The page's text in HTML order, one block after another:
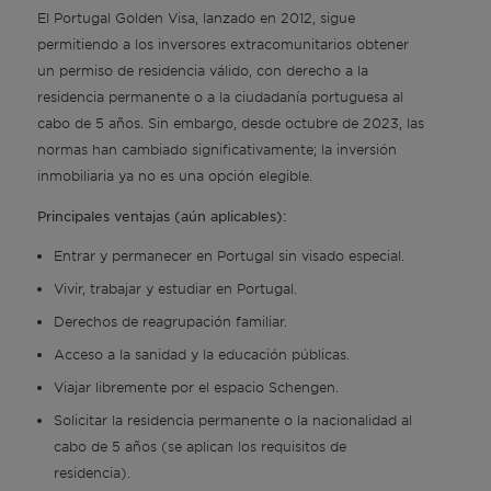
de Portugal.
Período de beneficio de 10 años
Las ventajas fiscales se aplican durante un
período consecutivo de 10 años a partir del
año de registro como residente fiscal
portugués.
El Portugal Golden Visa, lanzado en 2012, sigue
permitiendo a los inversores extracomunitarios obtener
un permiso de residencia válido, con derecho a la
residencia permanente o a la ciudadanía portuguesa al
cabo de 5 años. Sin embargo, desde octubre de 2023, las
normas han cambiado significativamente; la inversión
inmobiliaria ya no es una opción elegible.
Principales ventajas (aún aplicables):
Entrar y permanecer en Portugal sin visado especial.
Vivir, trabajar y estudiar en Portugal.
Derechos de reagrupación familiar.
Acceso a la sanidad y la educación públicas.
Viajar libremente por el espacio Schengen.
Solicitar la residencia permanente o la nacionalidad al
cabo de 5 años (se aplican los requisitos de
residencia).